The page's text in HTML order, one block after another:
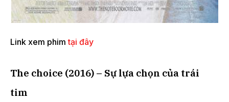
Link xem phim tại đây
The choice (2016) – Sự lựa chọn của trái
tim